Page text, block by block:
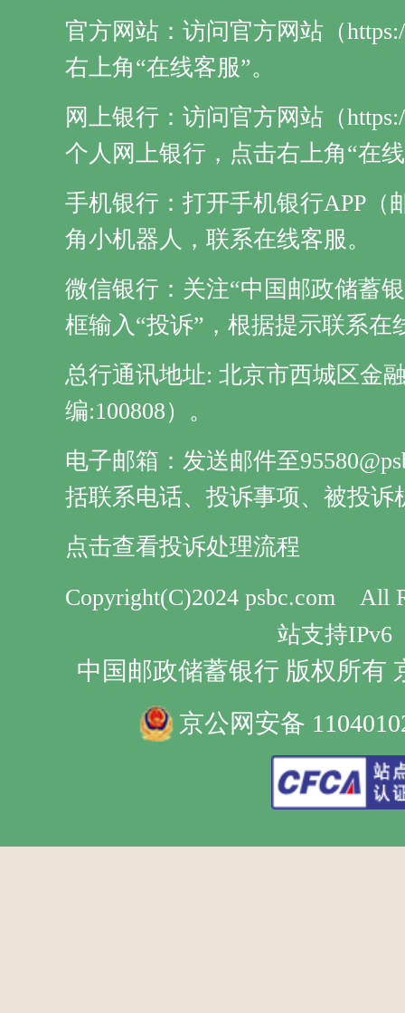
Copyright(C)2024 psbc.com
All
站支持IPv6
中国邮政储蓄银行 版权所有
京公网安备
官方网站：访问官方网站（
右上角“在线客服”。
网上银行：访问官方网站（
个人网上银行，点击右上角“在
手机银行：打开手机银行APP（
角小机器人，联系在线客服。
微信银行：关注“中国邮政储蓄
框输入“投诉”，根据提示联系在
总行通讯地址: 北京市西城区金
编:100808）。
电子邮箱：发送邮件至
括联系电话、投诉事项、被投诉
点击查看投诉处理流程